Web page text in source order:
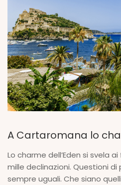
A Cartaromana lo
Lo charme dell’Eden si svela
mille declinazioni. Questioni
sempre uguali. Che siano